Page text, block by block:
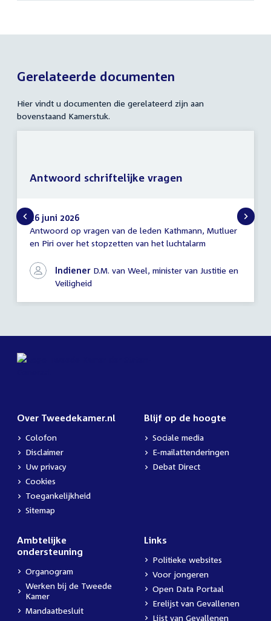
Gerelateerde documenten
Hier vindt u documenten die gerelateerd zijn aan
bovenstaand Kamerstuk.
Antwoord
schriftelijke
16 juni 2026
Antwoord op vragen van de leden Kathmann, Mutluer
en Piri over het stopzetten van het luchtalarm
Indiener D.M. van Weel, minister van Justitie en
Veiligheid
Antwoord schriftelijke vragen
Over Tweedekamer.nl
Colofon
Disclaimer
Uw privacy
Cookies
Toegankelijkheid
Sitemap
Blijf op de hoogte
Sociale media
E-mailattenderingen
Debat Direct
Ambtelijke
ondersteuning
Organogram
Werken bij de Tweede
Kamer
Mandaatbesluit
Links
Politieke websites
Voor jongeren
Open Data Portaal
Erelijst van Gevallenen
Lijst van Gevallenen